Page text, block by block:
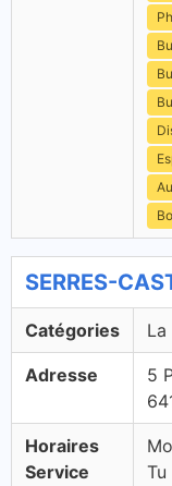
SERRES-
Catégories La
Adresse
5
Horaires
Service
Tu